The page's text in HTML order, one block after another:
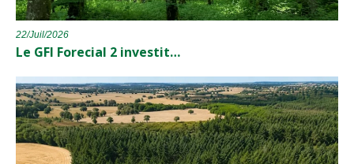
22/Juil/2026
Le GFI Forecial 2 investit…